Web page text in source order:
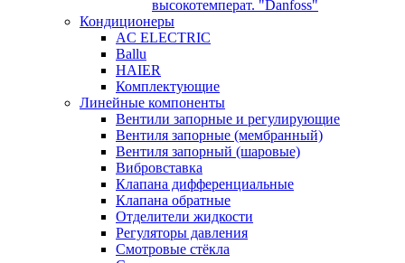
высокотемперат. "Danfoss"
Кондиционеры
AC ELECTRIC
Ballu
HAIER
Комплектующие
Линейные компоненты
Вентили запорные и регулирующие
Вентиля запорные (мембранный)
Вентиля запорный (шаровые)
Вибровставка
Клапана дифференциальные
Клапана обратные
Отделители жидкости
Регуляторы давления
Смотровые стёкла